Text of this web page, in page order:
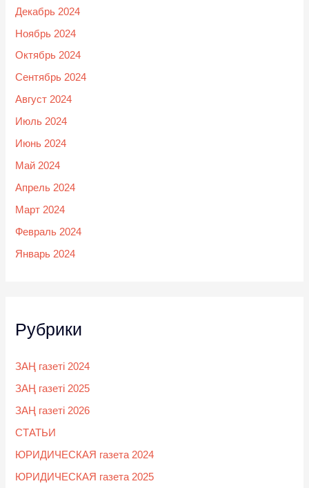
Декабрь 2024
Ноябрь 2024
Октябрь 2024
Сентябрь 2024
Август 2024
Июль 2024
Июнь 2024
Май 2024
Апрель 2024
Март 2024
Февраль 2024
Январь 2024
Рубрики
ЗАҢ газеті 2024
ЗАҢ газеті 2025
ЗАҢ газеті 2026
СТАТЬИ
ЮРИДИЧЕСКАЯ газета 2024
ЮРИДИЧЕСКАЯ газета 2025